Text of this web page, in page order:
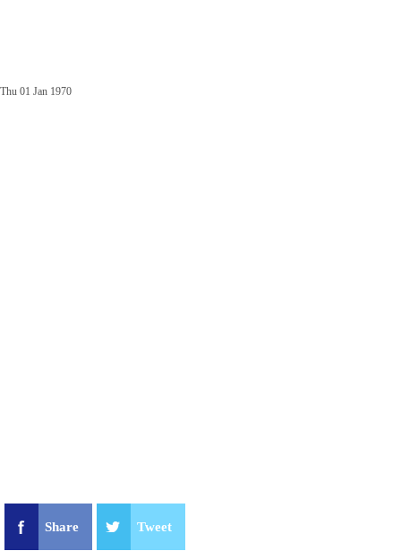
Thu 01 Jan 1970
Share Tweet